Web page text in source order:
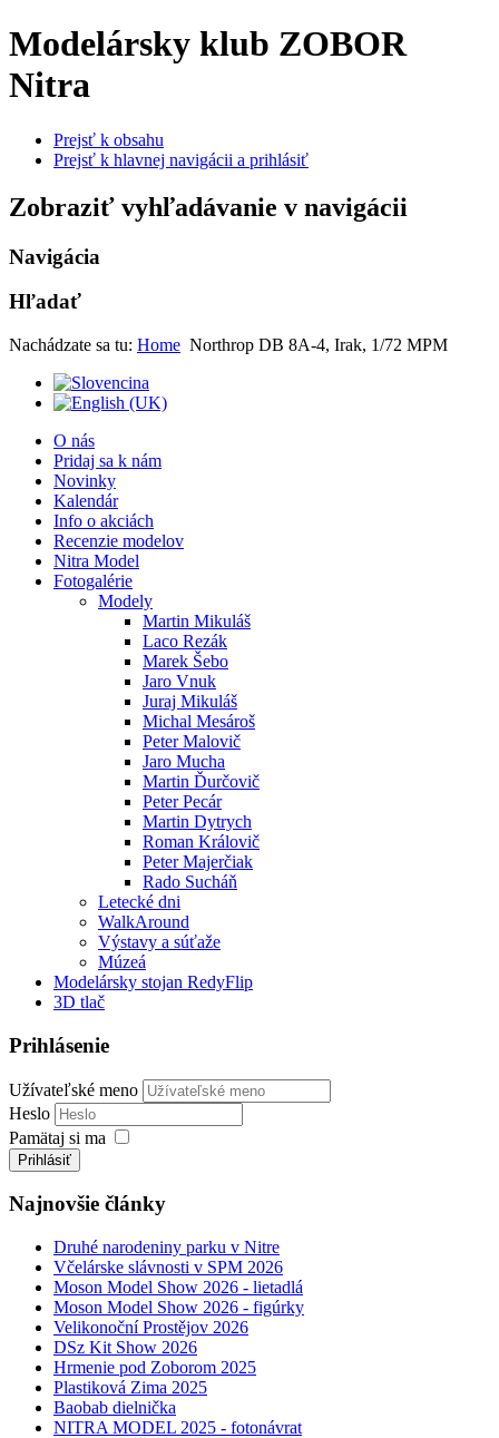
Modelársky klub ZOBOR
Nitra
Prejsť k obsahu
Prejsť k hlavnej navigácii a prihlásiť
Zobraziť vyhľadávanie v navigácii
Navigácia
Hľadať
Nachádzate sa tu: Home Northrop DB 8A-4, Irak, 1/72 MPM
O nás
Pridaj sa k nám
Novinky
Kalendár
Info o akciách
Recenzie modelov
Nitra Model
Fotogalérie
Modely
Martin Mikuláš
Laco Rezák
Marek Šebo
Jaro Vnuk
Juraj Mikuláš
Michal Mesároš
Peter Malovič
Jaro Mucha
Martin Ďurčovič
Peter Pecár
Martin Dytrych
Roman Královič
Peter Majerčiak
Rado Sucháň
Letecké dni
WalkAround
Výstavy a súťaže
Múzeá
Modelársky stojan RedyFlip
3D tlač
Prihlásenie
Užívateľské meno
Heslo
Pamätaj si ma
Prihlásiť
Najnovšie články
Druhé narodeniny parku v Nitre
Včelárske slávnosti v SPM 2026
Moson Model Show 2026 - lietadlá
Moson Model Show 2026 - figúrky
Velikonoční Prostějov 2026
DSz Kit Show 2026
Hrmenie pod Zoborom 2025
Plastiková Zima 2025
Baobab dielnička
NITRA MODEL 2025 - fotonávrat